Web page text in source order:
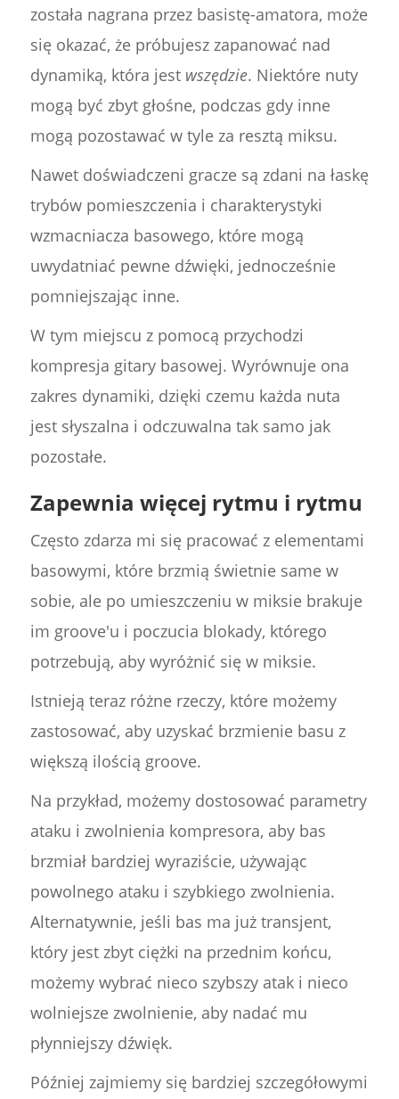
została nagrana przez basistę-amatora, może
się okazać, że próbujesz zapanować nad
dynamiką, która jest wszędzie. Niektóre nuty
mogą być zbyt głośne, podczas gdy inne
mogą pozostawać w tyle za resztą miksu.
Nawet doświadczeni gracze są zdani na łaskę
trybów pomieszczenia i charakterystyki
wzmacniacza basowego, które mogą
uwydatniać pewne dźwięki, jednocześnie
pomniejszając inne.
W tym miejscu z pomocą przychodzi
kompresja gitary basowej. Wyrównuje ona
zakres dynamiki, dzięki czemu każda nuta
jest słyszalna i odczuwalna tak samo jak
pozostałe.
Zapewnia więcej rytmu i rytmu
Często zdarza mi się pracować z elementami
basowymi, które brzmią świetnie same w
sobie, ale po umieszczeniu w miksie brakuje
im groove'u i poczucia blokady, którego
potrzebują, aby wyróżnić się w miksie.
Istnieją teraz różne rzeczy, które możemy
zastosować, aby uzyskać brzmienie basu z
większą ilością groove.
Na przykład, możemy dostosować parametry
ataku i zwolnienia kompresora, aby bas
brzmiał bardziej wyraziście, używając
powolnego ataku i szybkiego zwolnienia.
Alternatywnie, jeśli bas ma już transjent,
który jest zbyt ciężki na przednim końcu,
możemy wybrać nieco szybszy atak i nieco
wolniejsze zwolnienie, aby nadać mu
płynniejszy dźwięk.
Później zajmiemy się bardziej szczegółowymi